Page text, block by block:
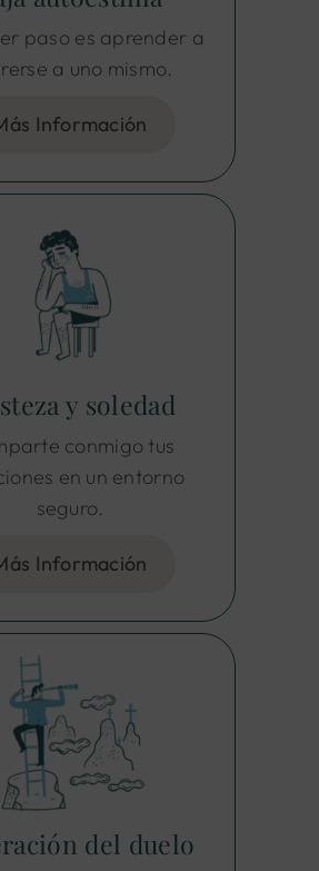
paso es aprender a
a uno mismo.
Información
y soledad
conmigo tus
en un entorno
seguro.
Información
del duelo